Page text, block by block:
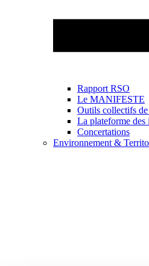
Rapport RSO
Le MANIFESTE
Outils collectifs
La plateforme des
Concertations
Environnement &